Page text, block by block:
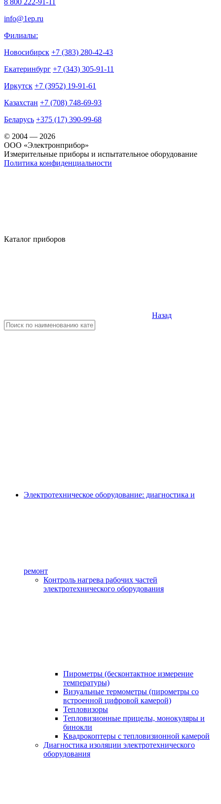
8 800 222-91-11
info@1ep.ru
Филиалы:
Новосибирск +7 (383) 280-42-43
Екатеринбург +7 (343) 305-91-11
Иркутск +7 (3952) 19-91-61
Казахстан +7 (708) 748-69-93
Беларусь +375 (17) 390-99-68
© 2004 — 2026
OOO «Электронприбор»
Измерительные приборы и испытательное оборудование
Политика конфиденциальности
Каталог приборов
Назад
Электротехническое оборудование: диагностика и
ремонт
Контроль нагрева рабочих частей
электротехнического оборудования
Пирометры (бесконтактное измерение
температуры)
Визуальные термометры (пирометры со
встроенной цифровой камерой)
Тепловизоры
Тепловизионные прицелы, монокуляры и
бинокли
Квадрокоптеры с тепловизионной камерой
Диагностика изоляции электротехнического
оборудования